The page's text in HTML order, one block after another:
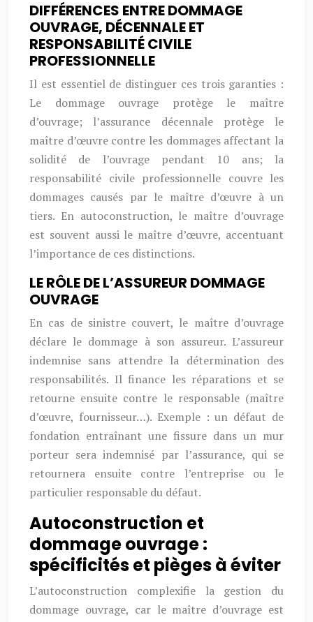
DIFFÉRENCES ENTRE DOMMAGE
OUVRAGE, DÉCENNALE ET
RESPONSABILITÉ CIVILE
PROFESSIONNELLE
Il est essentiel de distinguer ces trois garanties :
Le dommage ouvrage protège le maître
d’ouvrage; l’assurance décennale protège le
maître d’œuvre contre les dommages affectant la
solidité de l’ouvrage pendant 10 ans; la
responsabilité civile professionnelle couvre les
dommages causés par le maître d’œuvre à un
tiers. En autoconstruction, le maître d’ouvrage
est souvent aussi le maître d’œuvre, accentuant
l’importance de ces distinctions.
LE RÔLE DE L’ASSUREUR DOMMAGE
OUVRAGE
En cas de sinistre couvert, le maître d’ouvrage
déclare le dommage à son assureur. L’assureur
indemnise sans attendre la détermination des
responsabilités. Il finance les réparations et se
retourne ensuite contre le responsable (maître
d’œuvre, fournisseur…). Exemple : un défaut de
fondation entraînant une fissure dans un mur
porteur sera indemnisé par l’assurance, qui se
retournera ensuite contre l’entreprise ou le
particulier responsable du défaut.
Autoconstruction et
dommage ouvrage :
spécificités et pièges à éviter
L’autoconstruction complexifie la gestion du
dommage ouvrage, car le maître d’ouvrage est